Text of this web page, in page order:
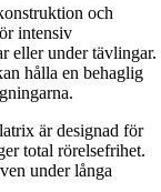
och
intensiv
eller under tävlingar.
hålla en behaglig
är designad för
total rörelsefrihet.
under långa